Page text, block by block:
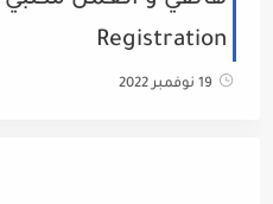
Registration
19 نوفمبر 2022